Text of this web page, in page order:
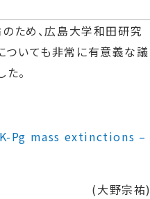
ため、広島大学和田研究
ついても非常に有意義な議
。
Pg mass extinctions –
(大野宗祐)